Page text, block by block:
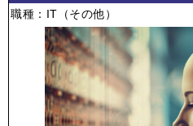
職種：IT（その他）